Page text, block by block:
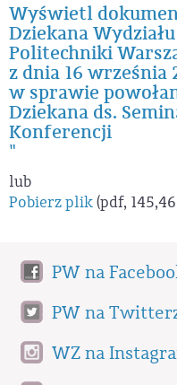
Wyświetl
Dziekana
Politechniki
z dnia 16 września
w sprawie
Dziekana ds.
Konferencji
"
lub
Pobierz plik(pdf,
PW na
PW na
WZ na